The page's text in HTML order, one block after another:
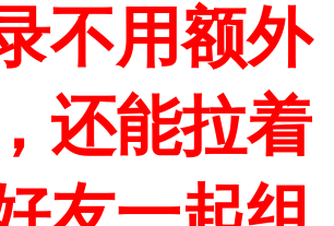
不用额外
还能拉着